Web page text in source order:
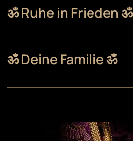
ॐ Ruhe in Frieden ॐ
ॐ Deine Familie ॐ